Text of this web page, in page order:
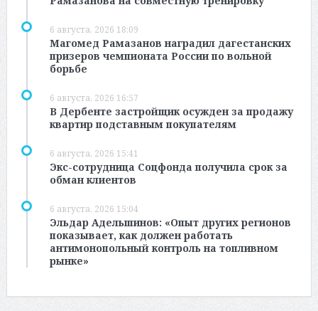
6 августа, 2026 18:09
Магомед Рамазанов наградил дагестанских
призеров чемпионата России по вольной
борьбе
6 августа, 2026 16:57
В Дербенте застройщик осужден за продажу
квартир подставным покупателям
6 августа, 2026 15:41
Экс-сотрудница Соцфонда получила срок за
обман клиентов
6 августа, 2026 15:04
Эльдар Адельшинов: «Опыт других регионов
показывает, как должен работать
антимонопольный контроль на топливном
рынке»